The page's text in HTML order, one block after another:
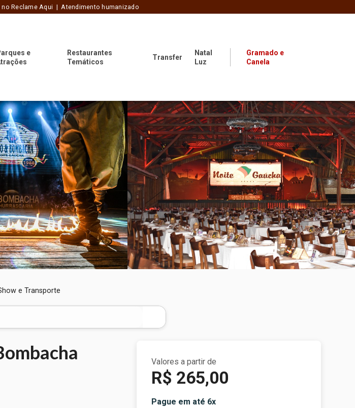
Reclame Aqui | Atendimento humanizado
e
Restaurantes
Temáticos
Transfer
Natal
Luz
Gramado e
Canela
e Transporte
Valores a partir de
R$ 265,00
Pague em até 6x